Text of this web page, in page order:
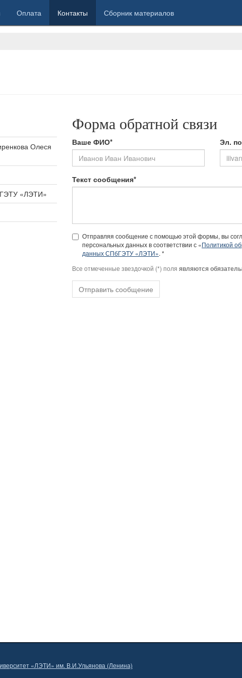
Оплата Контакты Сборник материалов
Олеся
«ЛЭТИ»
Форма обратной связи
Ваше ФИО* Эл.
Текст сообщения*
Отправляя сообщение с помощью этой формы, вы
персональных данных в соответствии с «Политикой
данных СПбГЭТУ «ЛЭТИ». *
Все отмеченные звездочкой (*) поля являются
Отправить сообщение
«ЛЭТИ» им. В.И.Ульянова (Ленина)